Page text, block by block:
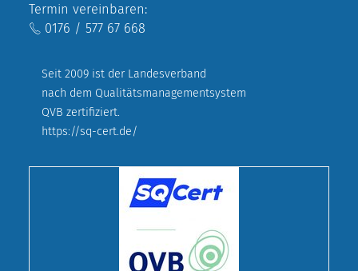
Termin vereinbaren:
0176 / 577 67 668
Seit 2009 ist der Landesverband
nach dem Qualitätsmanagementsystem
QVB zertifiziert.
https://sq-cert.de/